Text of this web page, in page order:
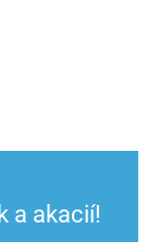
a akacií!